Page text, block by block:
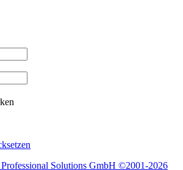
Solutions GmbH ©2001-2026